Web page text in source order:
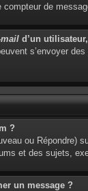
compteur de
mail d’un
s’envoyer
?
ou Répondre)
et des sujets,
un message ?